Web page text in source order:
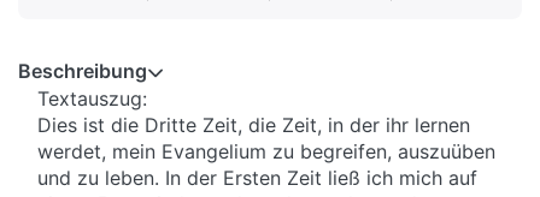
Beschreibung
Textauszug:
Dies ist die Dritte Zeit, die Zeit, in der ihr lernen
werdet, mein Evangelium zu begreifen, auszuüben
und zu leben. In der Ersten Zeit ließ ich mich auf